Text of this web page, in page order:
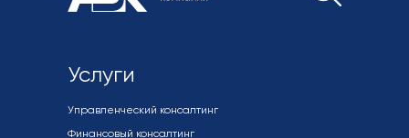
Услуги
Управленческий консалтинг
Финансовый консалтинг